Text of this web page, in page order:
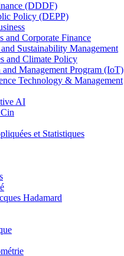
(DDDF)
Policy (DEPP)
Corporate Finance
Sustainability Management
and Climate Policy
Management Program (IoT)
Technology & Management
AI
et Statistiques
Hadamard